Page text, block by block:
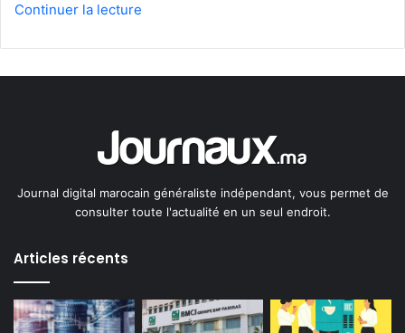
Continuer la lecture
Journal digital marocain généraliste indépendant, vous permet de
consulter toute l'actualité en un seul endroit.
Articles récents